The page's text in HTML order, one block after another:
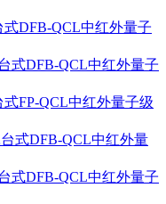
式DFB-QCL中红外量子
式DFB-QCL中红外量子
式FP-QCL中红外量子级
式DFB-QCL中红外量
式DFB-QCL中红外量子